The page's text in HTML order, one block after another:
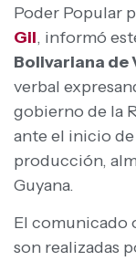
Poder Popular
Gil, informó
Bolivariana de
verbal
gobierno de la
ante el inicio
producción,
Guyana.
El comunicado
son realizadas